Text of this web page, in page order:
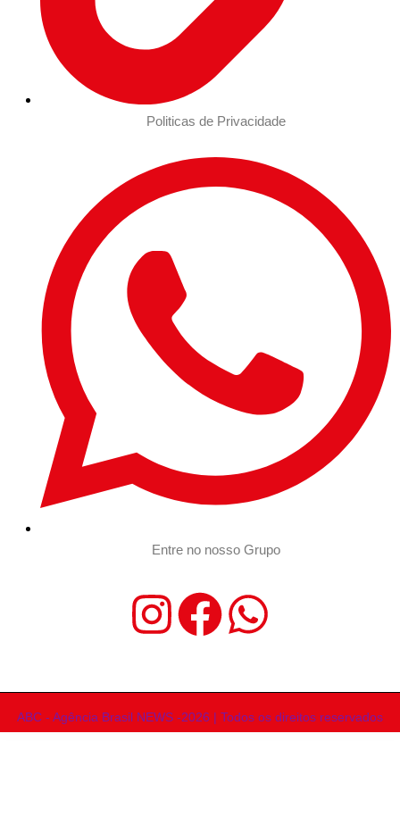
Politicas de Privacidade
Entre no nosso Grupo
ABC - Agência Brasil NEWS -2026 | Todos os direitos reservados